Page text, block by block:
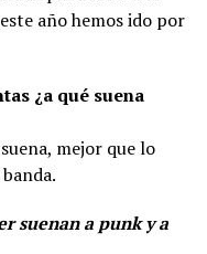
año hemos ido por
¿a qué suena
mejor que lo
suenan a punk y a